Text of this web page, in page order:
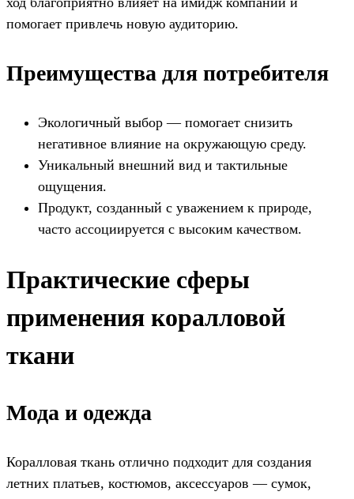
помогает привлечь новую аудиторию.
Преимущества для потребителя
Экологичный выбор — помогает снизить
негативное влияние на окружающую среду.
Уникальный внешний вид и тактильные
ощущения.
Продукт, созданный с уважением к природе,
часто ассоциируется с высоким качеством.
Практические сферы
применения коралловой
ткани
Мода и одежда
Коралловая ткань отлично подходит для создания
летних платьев, костюмов, аксессуаров — сумок,